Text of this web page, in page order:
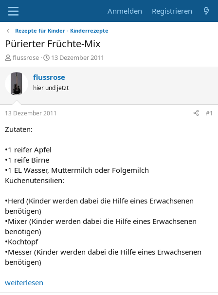
Anmelden Registrieren
Rezepte für Kinder - Kinderrezepte
Pürierter Früchte-Mix
E
r
s
t
e
e
r
flussrose
E
r
s
e
l
t
13 Dezember 2011
flussrose
hier und jetzt
13 Dezember 2011 #1
Zutaten:
•1 reifer Apfel
•1 reife Birne
•1 EL Wasser, Muttermilch oder Folgemilch
Küchenutensilien:
•Herd (Kinder werden dabei die Hilfe eines Erwachsenen
benötigen)
•Mixer (Kinder werden dabei die Hilfe eines Erwachsenen
benötigen)
•Kochtopf
•Messer (Kinder werden dabei die Hilfe eines Erwachsenen
benötigen)
weiterlesen